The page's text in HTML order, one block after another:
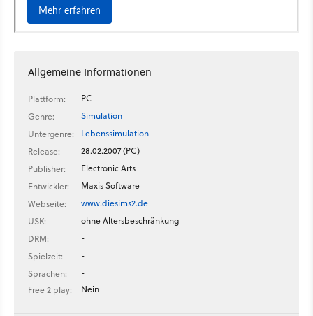
Allgemeine Informationen
Plattform:
PC
Genre:
Simulation
Untergenre:
Lebenssimulation
Release:
28.02.2007 (PC)
Publisher:
Electronic Arts
Entwickler:
Maxis Software
Webseite:
www.diesims2.de
USK:
ohne Altersbeschränkung
DRM:
-
Spielzeit:
-
Sprachen:
-
Free 2 play:
Nein